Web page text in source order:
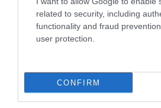
related to security, including
functionality and fraud
user protection.
CONFIRM
A VIZET A NÖVÉNYBŐL
2026-08-